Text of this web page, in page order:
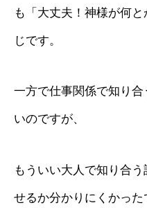
も「大丈夫！神様が何
じです。
一方で仕事関係で知り
いのですが、
もういい大人で知り合
せるか分かりにくかった